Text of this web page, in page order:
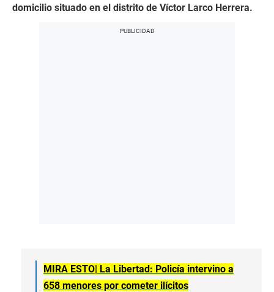
domicilio situado en el distrito de Víctor Larco Herrera.
MIRA ESTO| La Libertad: Policía intervino a
658 menores por cometer ilícitos